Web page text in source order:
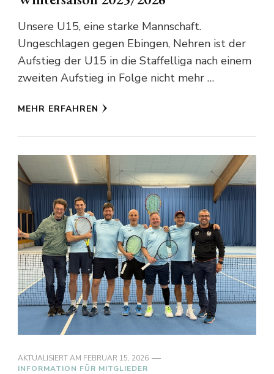
Unsere U15, eine starke Mannschaft.
Ungeschlagen gegen Ebingen, Nehren ist der
Aufstieg der U15 in die Staffelliga nach einem
zweiten Aufstieg in Folge nicht mehr …
MEHR ERFAHREN
AKTUALISIERT AM FEBRUAR 15, 2026
INFORMATION FÜR MITGLIEDER